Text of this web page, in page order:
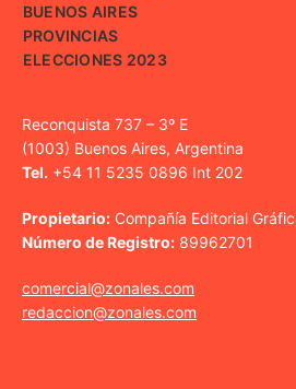
BUENOS AIRES
PROVINCIAS
ELECCIONES 2023
Reconquista 737 – 3º E
(1003) Buenos Aires, Argentina
Tel. +54 11 5235 0896 Int 202
Propietario: Compañía Editorial
Número de Registro: 89962701
comercial@zonales.com
redaccion@zonales.com